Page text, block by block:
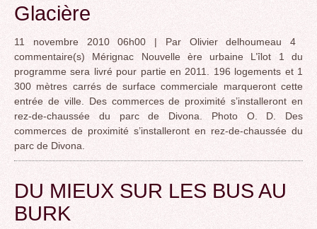
Glacière
11 novembre 2010 06h00 | Par Olivier delhoumeau 4
commentaire(s) Mérignac Nouvelle ère urbaine L’îlot 1 du
programme sera livré pour partie en 2011. 196 logements et 1
300 mètres carrés de surface commerciale marqueront cette
entrée de ville. Des commerces de proximité s’installeront en
rez-de-chaussée du parc de Divona. Photo O. D. Des
commerces de proximité s’installeront en rez-de-chaussée du
parc de Divona.
DU MIEUX SUR LES BUS AU
BURK